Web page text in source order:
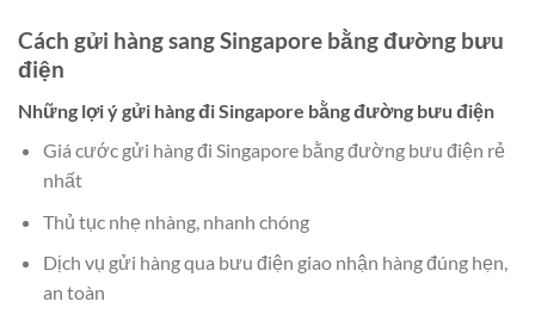
Cách gửi hàng sang Singapore bằng đường bưu
điện
Những lợi ý gửi hàng đi Singapore bằng đường bưu điện
Giá cước gửi hàng đi Singapore bằng đường bưu điện rẻ
nhất
Thủ tục nhẹ nhàng, nhanh chóng
Dịch vụ gửi hàng qua bưu điện giao nhận hàng đúng hẹn,
an toàn